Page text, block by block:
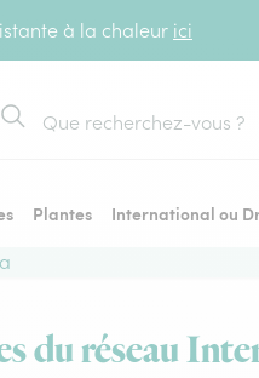
à la chaleur ici
Rechercher
Plantes
International ou
du réseau